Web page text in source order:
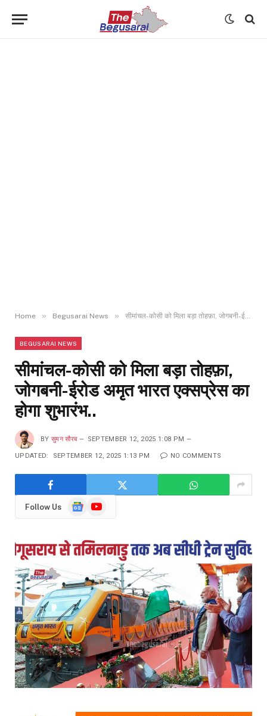
Home » Begusarai News » सीमांचल-कोसी को मिला बड़ा तोहफ़ा, जोगबनी-ईरोड अमृत भारत एक्सप्रेस का होगा शुभारंभ..
BEGUSARAI NEWS
सीमांचल-कोसी को मिला बड़ा तोहफ़ा,
जोगबनी-ईरोड अमृत भारत एक्सप्रेस का
होगा शुभारंभ..
BY सुमन सौरब SEPTEMBER 12, 2025 1:08 PM
UPDATED: SEPTEMBER 12, 2025 1:13 PM NO COMMENTS
Follow Us
GoogleYouTube